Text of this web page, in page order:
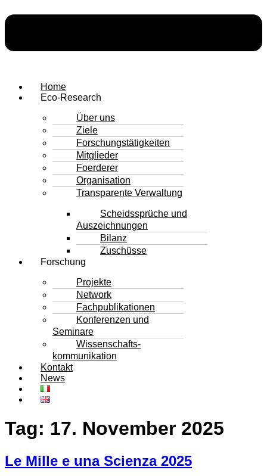
Home
Eco-Research
Über uns
Ziele
Forschungstätigkeiten
Mitglieder
Foerderer
Organisation
Transparente Verwaltung
Scheidssprüche und
Auszeichnungen
Bilanz
Zuschüsse
Forschung
Projekte
Network
Fachpublikationen
Konferenzen und
Seminare
Wissenschafts-
kommunikation
Kontakt
News
Tag: 17. November 2025
Le Mille e una Scienza 2025